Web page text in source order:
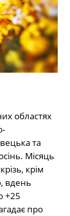
областях
та
Місяць
крім
вдень
+25
про